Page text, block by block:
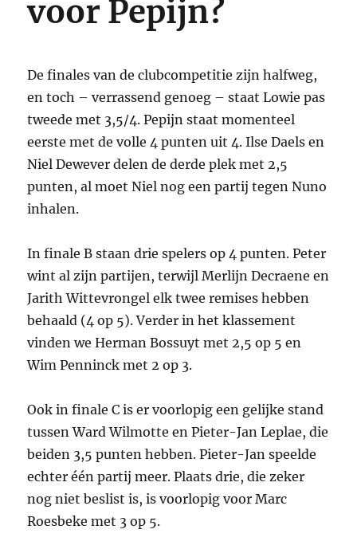
voor Pepijn?
De finales van de clubcompetitie zijn halfweg,
en toch – verrassend genoeg – staat Lowie pas
tweede met 3,5/4. Pepijn staat momenteel
eerste met de volle 4 punten uit 4. Ilse Daels en
Niel Dewever delen de derde plek met 2,5
punten, al moet Niel nog een partij tegen Nuno
inhalen.
In finale B staan drie spelers op 4 punten. Peter
wint al zijn partijen, terwijl Merlijn Decraene en
Jarith Wittevrongel elk twee remises hebben
behaald (4 op 5). Verder in het klassement
vinden we Herman Bossuyt met 2,5 op 5 en
Wim Penninck met 2 op 3.
Ook in finale C is er voorlopig een gelijke stand
tussen Ward Wilmotte en Pieter-Jan Leplae, die
beiden 3,5 punten hebben. Pieter-Jan speelde
echter één partij meer. Plaats drie, die zeker
nog niet beslist is, is voorlopig voor Marc
Roesbeke met 3 op 5.